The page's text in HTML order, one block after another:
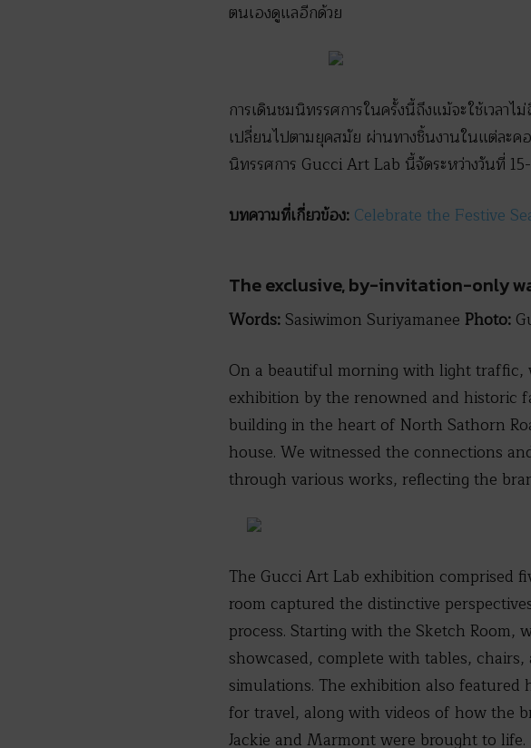
ตนเองดูแลอีกด้วย
การเดินชมนิทรรศการในครั้งนี้ถึงแม้จะใช้เวลา
เปลี่ยนไปตามยุคสมัย ผ่านทางชิ้นงานในแต่ละ
นิทรรศการ Gucci Art Lab นี้จัดระหว่างวันที่
บทความที่เกี่ยวข้อง: Celebrate the Festive
The exclusive, by-invitation-only
Words: Sasiwimon Suriyamanee Photo:
On a beautiful morning with light traffic,
exhibition by the renowned and historic
building in the heart of North Sathorn
house. We witnessed the connections
through various works, reflecting the
The Gucci Art Lab exhibition comprised
room captured the distinctive
process. Starting with the Sketch Room,
showcased, complete with tables,
simulations. The exhibition also
for travel, along with videos of how the
Jackie and Marmont were brought to life.